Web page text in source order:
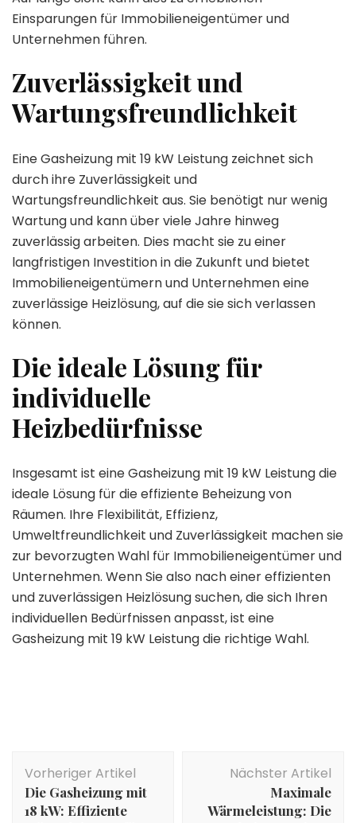
Einsparungen für Immobilieneigentümer und
Unternehmen führen.
Zuverlässigkeit und
Wartungsfreundlichkeit
Eine Gasheizung mit 19 kW Leistung zeichnet sich
durch ihre Zuverlässigkeit und
Wartungsfreundlichkeit aus. Sie benötigt nur wenig
Wartung und kann über viele Jahre hinweg
zuverlässig arbeiten. Dies macht sie zu einer
langfristigen Investition in die Zukunft und bietet
Immobilieneigentümern und Unternehmen eine
zuverlässige Heizlösung, auf die sie sich verlassen
können.
Die ideale Lösung für
individuelle
Heizbedürfnisse
Insgesamt ist eine Gasheizung mit 19 kW Leistung die
ideale Lösung für die effiziente Beheizung von
Räumen. Ihre Flexibilität, Effizienz,
Umweltfreundlichkeit und Zuverlässigkeit machen sie
zur bevorzugten Wahl für Immobilieneigentümer und
Unternehmen. Wenn Sie also nach einer effizienten
und zuverlässigen Heizlösung suchen, die sich Ihren
individuellen Bedürfnissen anpasst, ist eine
Gasheizung mit 19 kW Leistung die richtige Wahl.
Vorheriger Artikel
Die Gasheizung mit
18 kW: Effiziente
Nächster Artikel
Maximale
Wärmeleistung: Die